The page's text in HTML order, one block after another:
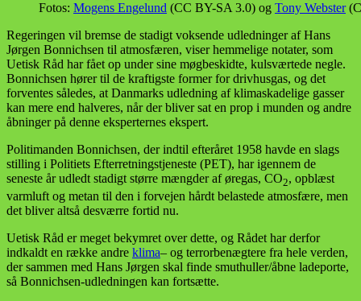
Fotos: Mogens Engelund (CC BY-SA 3.0) og Tony Webster
Regeringen vil bremse de stadigt voksende udledninger af Hans
Jørgen Bonnichsen til atmosfæren, viser hemmelige notater, som
Uetisk Råd har fået op under sine møgbeskidte, kulsværtede negle.
Bonnichsen hører til de kraftigste former for drivhusgas, og det
forventes således, at Danmarks udledning af klimaskadelige gasser
kan mere end halveres, når der bliver sat en prop i munden og andre
åbninger på denne eksperternes ekspert.
Politimanden Bonnichsen, der indtil efteråret 1958 havde en slags
stilling i Politiets Efterretningstjeneste (PET), har igennem de
seneste år udledt stadigt større mængder af øregas, CO2, opblæst
varmluft og metan til den i forvejen hårdt belastede atmosfære, men
det bliver altså desværre fortid nu.
Uetisk Råd er meget bekymret over dette, og Rådet har derfor
indkaldt en række andre klima– og terrorbenægtere fra hele verden,
der sammen med Hans Jørgen skal finde smuthuller/åbne ladeporte,
så Bonnichsen-udledningen kan fortsætte.